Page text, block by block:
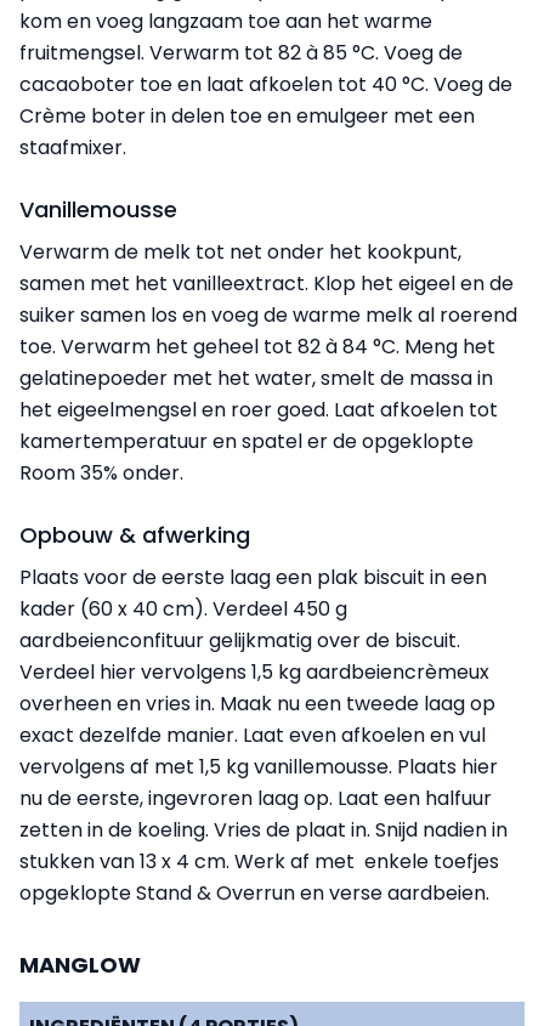
kom en voeg langzaam toe aan het warme
fruitmengsel. Verwarm tot 82 à 85 °C. Voeg de
cacaoboter toe en laat afkoelen tot 40 °C. Voeg de
Crème boter in delen toe en emulgeer met een
staafmixer.
Vanillemousse
Verwarm de melk tot net onder het kookpunt,
samen met het vanilleextract. Klop het eigeel en de
suiker samen los en voeg de warme melk al roerend
toe. Verwarm het geheel tot 82 à 84 °C. Meng het
gelatinepoeder met het water, smelt de massa in
het eigeelmengsel en roer goed. Laat afkoelen tot
kamertemperatuur en spatel er de opgeklopte
Room 35% onder.
Opbouw & afwerking
Plaats voor de eerste laag een plak biscuit in een
kader (60 x 40 cm). Verdeel 450 g
aardbeienconfituur gelijkmatig over de biscuit.
Verdeel hier vervolgens 1,5 kg aardbeiencrèmeux
overheen en vries in. Maak nu een tweede laag op
exact dezelfde manier. Laat even afkoelen en vul
vervolgens af met 1,5 kg vanillemousse. Plaats hier
nu de eerste, ingevroren laag op. Laat een halfuur
zetten in de koeling. Vries de plaat in. Snijd nadien in
stukken van 13 x 4 cm. Werk af met enkele toefjes
opgeklopte Stand & Overrun en verse aardbeien.
MANGLOW